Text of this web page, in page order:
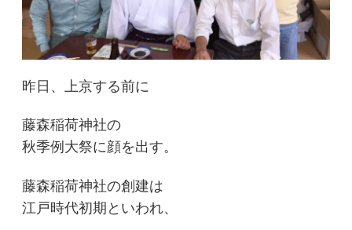
昨日、上京する前に
藤森稲荷神社の
秋季例大祭に顔を出す。
藤森稲荷神社の創建は
江戸時代初期といわれ、